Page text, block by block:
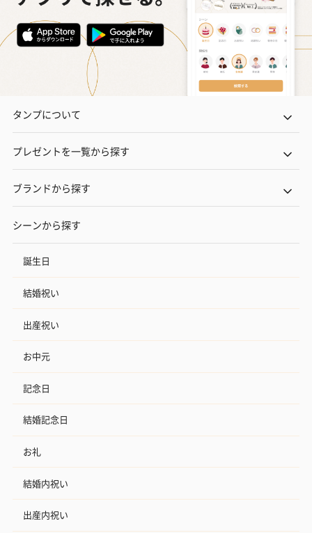
タンプについて
プレゼントを一覧から探す
ブランドから探す
シーンから探す
誕生日
結婚祝い
出産祝い
お中元
記念日
結婚記念日
お礼
結婚内祝い
出産内祝い